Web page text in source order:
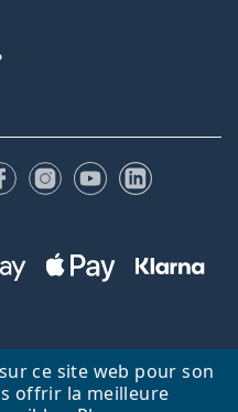
ce site web pour son
offrir la meilleure
FacebookInstagram
YouTubeLinkedIn